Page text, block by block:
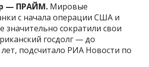
— ПРАЙМ. Мировые
с начала операции США и
значительно сократили свои
госдолг — до
подсчитало РИА Новости по